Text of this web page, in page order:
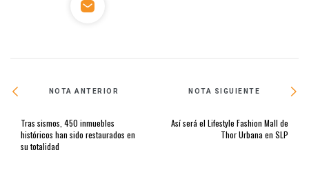
NOTA ANTERIOR
Tras sismos, 450 inmuebles
históricos han sido restaurados en
su totalidad
NOTA SIGUIENTE
Así será el Lifestyle Fashion Mall de
Thor Urbana en SLP